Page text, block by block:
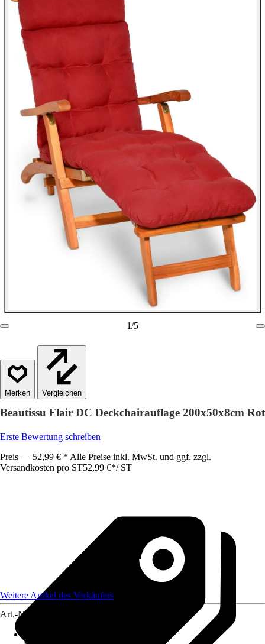
1/5
Vergleichen
Beautissu Flair DC Deckchairauflage 200x50x8cm Rot
Erste Bewertung schreiben
Preis — 52,99 € * Alle Preise inkl. MwSt. und ggf. zzgl.
Versandkosten pro ST52,99 €*/ ST
Weitere Artikel des Verkäufers
Art.-Nr.